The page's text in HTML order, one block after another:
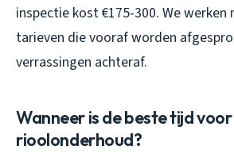
inspectie kost €175-300. We werken
tarieven die vooraf worden
verrassingen achteraf.
Wanneer is de beste tijd
rioolonderhoud?